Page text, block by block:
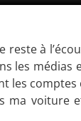
reste à
les médias
les comptes
ma voiture